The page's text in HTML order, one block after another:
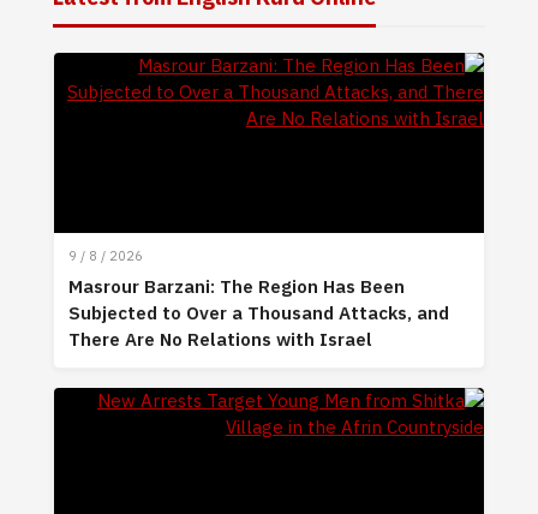
9 / 8 / 2026
Masrour Barzani: The Region Has Been
Subjected to Over a Thousand Attacks, and
There Are No Relations with Israel